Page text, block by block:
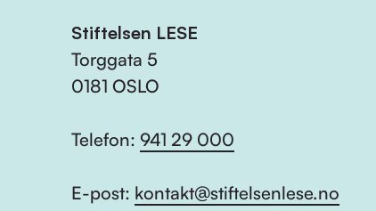
Stiftelsen LESE
Torggata 5
0181 OSLO
Telefon: 941 29 000
E-post: kontakt@stiftelsenlese.no